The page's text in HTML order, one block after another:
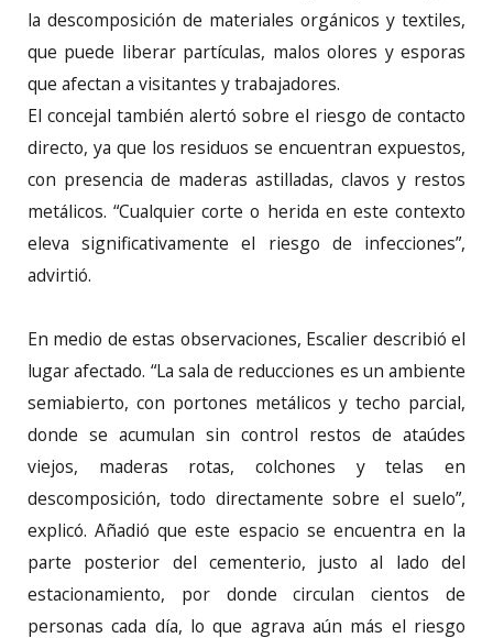
la descomposición de materiales orgánicos y textiles,
que puede liberar partículas, malos olores y esporas
que afectan a visitantes y trabajadores.
El concejal también alertó sobre el riesgo de contacto
directo, ya que los residuos se encuentran expuestos,
con presencia de maderas astilladas, clavos y restos
metálicos. “Cualquier corte o herida en este contexto
eleva significativamente el riesgo de infecciones”,
advirtió.
En medio de estas observaciones, Escalier describió el
lugar afectado. “La sala de reducciones es un ambiente
semiabierto, con portones metálicos y techo parcial,
donde se acumulan sin control restos de ataúdes
viejos, maderas rotas, colchones y telas en
descomposición, todo directamente sobre el suelo”,
explicó. Añadió que este espacio se encuentra en la
parte posterior del cementerio, justo al lado del
estacionamiento, por donde circulan cientos de
personas cada día, lo que agrava aún más el riesgo